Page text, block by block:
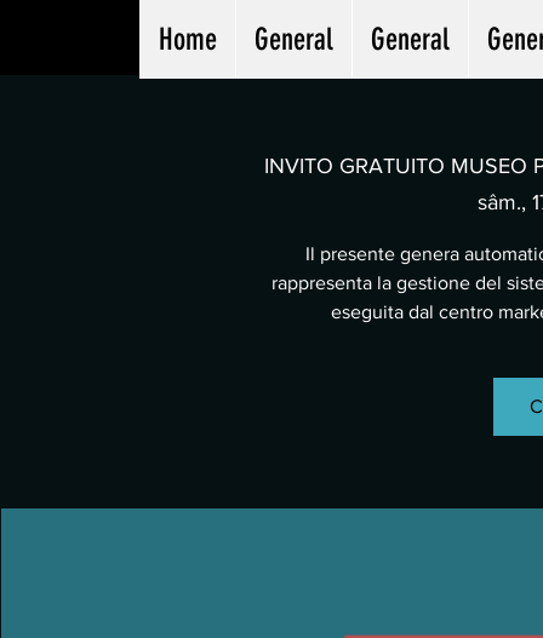
Home General General
INVITO GRATUITO MUSEO
sâm.,
Il presente genera
rappresenta la gestione del
eseguita dal centro